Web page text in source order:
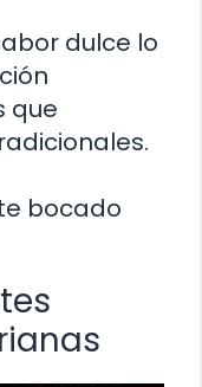
dulce lo
que
bocado